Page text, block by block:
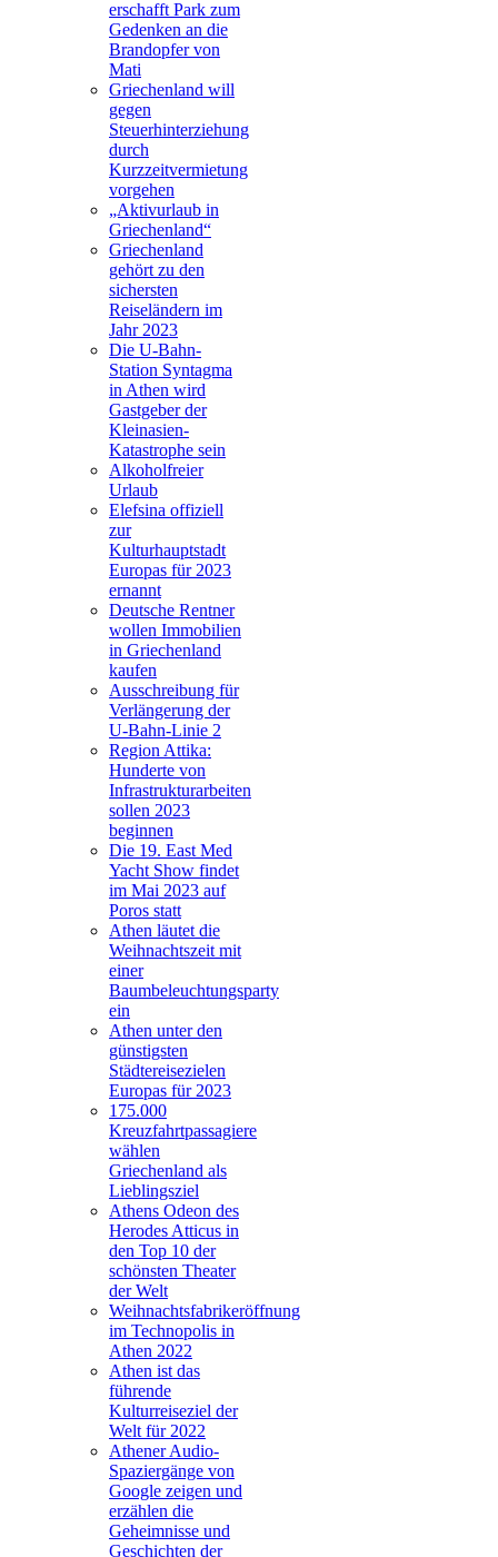
erschafft Park zum
Gedenken an die
Brandopfer von
Mati
Griechenland will
gegen
Steuerhinterziehung
durch
Kurzzeitvermietung
vorgehen
„Aktivurlaub in
Griechenland“
Griechenland
gehört zu den
sichersten
Reiseländern im
Jahr 2023
Die U-Bahn-
Station Syntagma
in Athen wird
Gastgeber der
Kleinasien-
Katastrophe sein
Alkoholfreier
Urlaub
Elefsina offiziell
zur
Kulturhauptstadt
Europas für 2023
ernannt
Deutsche Rentner
wollen Immobilien
in Griechenland
kaufen
Ausschreibung für
Verlängerung der
U-Bahn-Linie 2
Region Attika:
Hunderte von
Infrastrukturarbeiten
sollen 2023
beginnen
Die 19. East Med
Yacht Show findet
im Mai 2023 auf
Poros statt
Athen läutet die
Weihnachtszeit mit
einer
Baumbeleuchtungsparty
ein
Athen unter den
günstigsten
Städtereisezielen
Europas für 2023
175.000
Kreuzfahrtpassagiere
wählen
Griechenland als
Lieblingsziel
Athens Odeon des
Herodes Atticus in
den Top 10 der
schönsten Theater
der Welt
Weihnachtsfabrikeröffnung
im Technopolis in
Athen 2022
Athen ist das
führende
Kulturreiseziel der
Welt für 2022
Athener Audio-
Spaziergänge von
Google zeigen und
erzählen die
Geheimnisse und
Geschichten der